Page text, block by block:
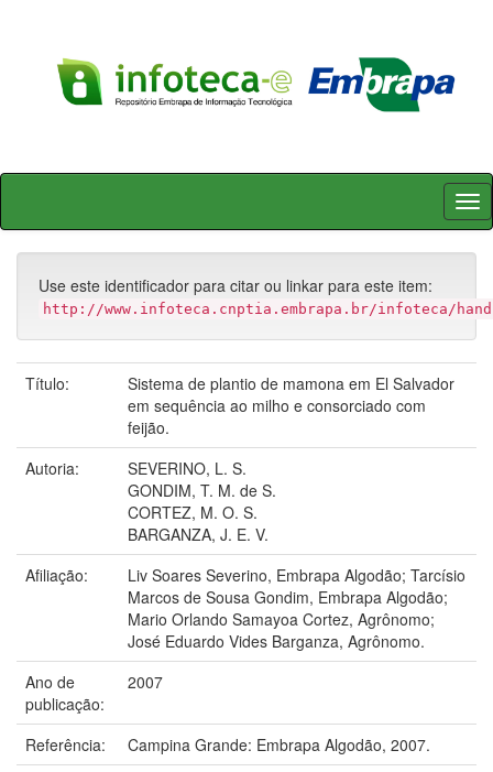
Skip
Use este identificador para citar ou linkar para este item:
http://www.infoteca.cnptia.embrapa.br/infoteca/
Título:
Sistema de plantio de mamona em El Salvador
em sequência ao milho e consorciado com
feijão.
Autoria:
SEVERINO, L. S.
GONDIM, T. M. de S.
CORTEZ, M. O. S.
BARGANZA, J. E. V.
Afiliação:
Liv Soares Severino, Embrapa Algodão; Tarcísio
Marcos de Sousa Gondim, Embrapa Algodão;
Mario Orlando Samayoa Cortez, Agrônomo;
José Eduardo Vides Barganza, Agrônomo.
Ano de
publicação:
2007
Referência:
Campina Grande: Embrapa Algodão, 2007.